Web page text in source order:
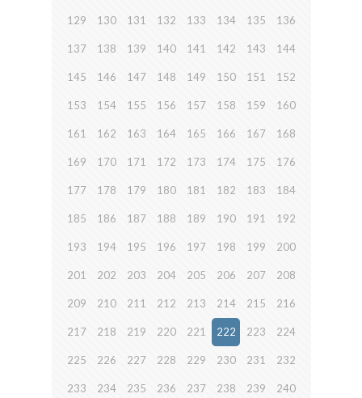
129 130 131 132 133 134 135 136
137 138 139 140 141 142 143 144
145 146 147 148 149 150 151 152
153 154 155 156 157 158 159 160
161 162 163 164 165 166 167 168
169 170 171 172 173 174 175 176
177 178 179 180 181 182 183 184
185 186 187 188 189 190 191 192
193 194 195 196 197 198 199 200
201 202 203 204 205 206 207 208
209 210 211 212 213 214 215 216
217 218 219 220 221 222 223 224
225 226 227 228 229 230 231 232
233 234 235 236 237 238 239 240